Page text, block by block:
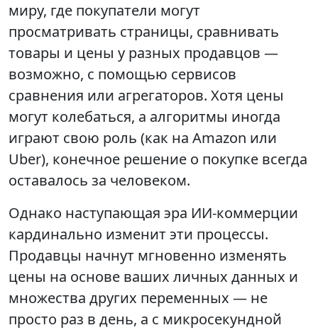
миру, где покупатели могут
просматривать страницы, сравнивать
товары и цены у разных продавцов —
возможно, с помощью сервисов
сравнения или агрегаторов. Хотя цены
могут колебаться, а алгоритмы иногда
играют свою роль (как на Amazon или
Uber), конечное решение о покупке всегда
оставалось за человеком.
Однако наступающая эра ИИ-коммерции
кардинально изменит эти процессы.
Продавцы начнут мгновенно изменять
цены на основе ваших личных данных и
множества других переменных — не
просто раз в день, а с микросекундной